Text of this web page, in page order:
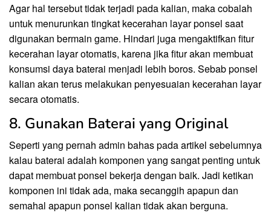
Agar hal tersebut tidak terjadi pada kalian, maka cobalah
untuk menurunkan tingkat kecerahan layar ponsel saat
digunakan bermain game. Hindari juga mengaktifkan fitur
kecerahan layar otomatis, karena jika fitur akan membuat
konsumsi daya baterai menjadi lebih boros. Sebab ponsel
kalian akan terus melakukan penyesuaian kecerahan layar
secara otomatis.
8. Gunakan Baterai yang Original
Seperti yang pernah admin bahas pada artikel sebelumnya
kalau baterai adalah komponen yang sangat penting untuk
dapat membuat ponsel bekerja dengan baik. Jadi ketikan
komponen ini tidak ada, maka secanggih apapun dan
semahal apapun ponsel kalian tidak akan berguna.